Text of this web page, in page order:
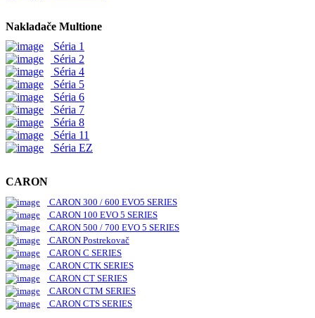
Nakladače Multione
Séria 1
Séria 2
Séria 4
Séria 5
Séria 6
Séria 7
Séria 8
Séria 11
Séria EZ
CARON
CARON 300 / 600 EVO5 SERIES
CARON 100 EVO 5 SERIES
CARON 500 / 700 EVO 5 SERIES
CARON Postrekovač
CARON C SERIES
CARON CTK SERIES
CARON CT SERIES
CARON CTM SERIES
CARON CTS SERIES